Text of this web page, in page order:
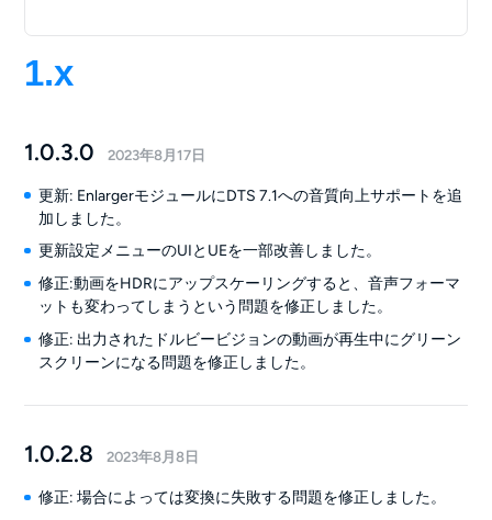
1.x
1.0.3.0 2023年8月17日
更新: EnlargerモジュールにDTS 7.1への音質向上サポートを追
加しました。
更新設定メニューのUIとUEを一部改善しました。
修正:動画をHDRにアップスケーリングすると、音声フォーマ
ットも変わってしまうという問題を修正しました。
修正: 出力されたドルビービジョンの動画が再生中にグリーン
スクリーンになる問題を修正しました。
1.0.2.8 2023年8月8日
修正: 場合によっては変換に失敗する問題を修正しました。